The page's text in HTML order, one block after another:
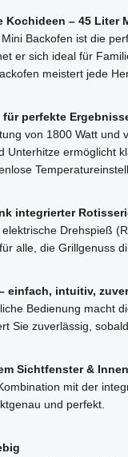
Kochideen – 45 Liter
Backofen ist die
er sich ideal für
meistert jede
perfekte
von 1800 Watt
Unterhitze ermöglicht
integrierter
Drehspieß
alle, die Grillgenuss
einfach, intuitiv,
Bedienung macht
Sie zuverlässig,
Sichtfenster &
mit der
und perfekt.